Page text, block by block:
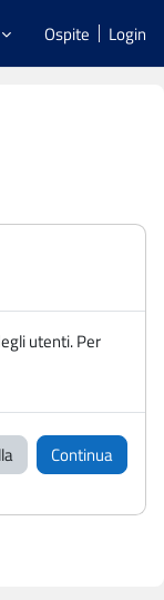
Ospite Login
utenti. Per
Continua